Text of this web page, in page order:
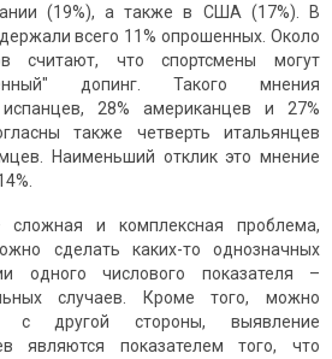
(19%), а также в США (17%). В
всего 11% опрошенных. Около
считают, что спортсмены могут
допинг. Такого мнения
28% американцев и 27%
также четверть итальянцев
Наименьший отклик это мнение
и комплексная проблема,
сделать каких-то однозначных
одного числового показателя –
случаев. Кроме того, можно
с другой стороны, выявление
являются показателем того, что